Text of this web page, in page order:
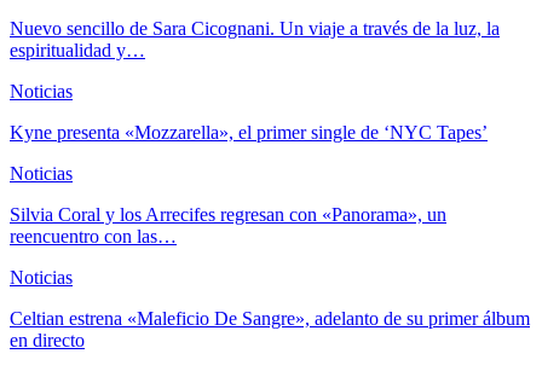
Nuevo sencillo de Sara Cicognani. Un viaje a través de la luz, la
espiritualidad y…
Noticias
Kyne presenta «Mozzarella», el primer single de ‘NYC Tapes’
Noticias
Silvia Coral y los Arrecifes regresan con «Panorama», un
reencuentro con las…
Noticias
Celtian estrena «Maleficio De Sangre», adelanto de su primer álbum
en directo